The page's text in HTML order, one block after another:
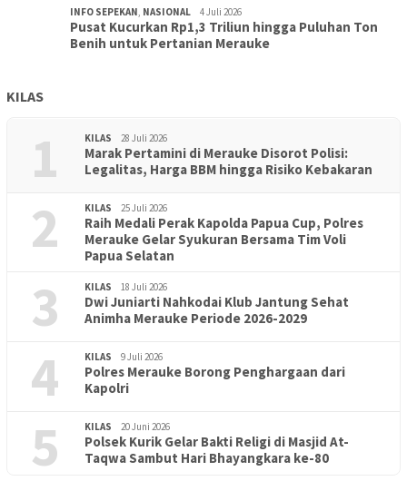
INFO SEPEKAN, NASIONAL 4 Juli 2026
Pusat Kucurkan Rp1,3 Triliun hingga Puluhan Ton
Benih untuk Pertanian Merauke
KILAS
1 KILAS 28 Juli 2026
Marak Pertamini di Merauke Disorot Polisi:
Legalitas, Harga BBM hingga Risiko Kebakaran
2 KILAS 25 Juli 2026
Raih Medali Perak Kapolda Papua Cup, Polres
Merauke Gelar Syukuran Bersama Tim Voli
Papua Selatan
3 KILAS 18 Juli 2026
Dwi Juniarti Nahkodai Klub Jantung Sehat
Animha Merauke Periode 2026-2029
4 KILAS 9 Juli 2026
Polres Merauke Borong Penghargaan dari
Kapolri
5 KILAS 20 Juni 2026
Polsek Kurik Gelar Bakti Religi di Masjid At-
Taqwa Sambut Hari Bhayangkara ke-80
PENDIDIKAN 18 Juni 2026
Lepas Puluhan Peserta Didik, TK Yapis 2 Merauke Siapkan